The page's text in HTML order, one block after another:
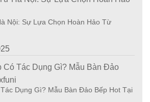
Nội: Sự Lựa Chọn Hoàn Hảo Từ
Dụng Gì? Mẫu Bàn Đảo Bếp Hot Tại